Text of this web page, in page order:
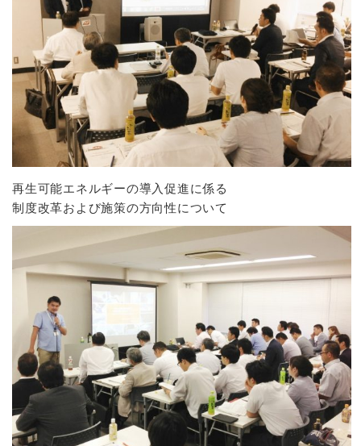
再生可能エネルギーの導入促進に係る
制度改革および施策の方向性について